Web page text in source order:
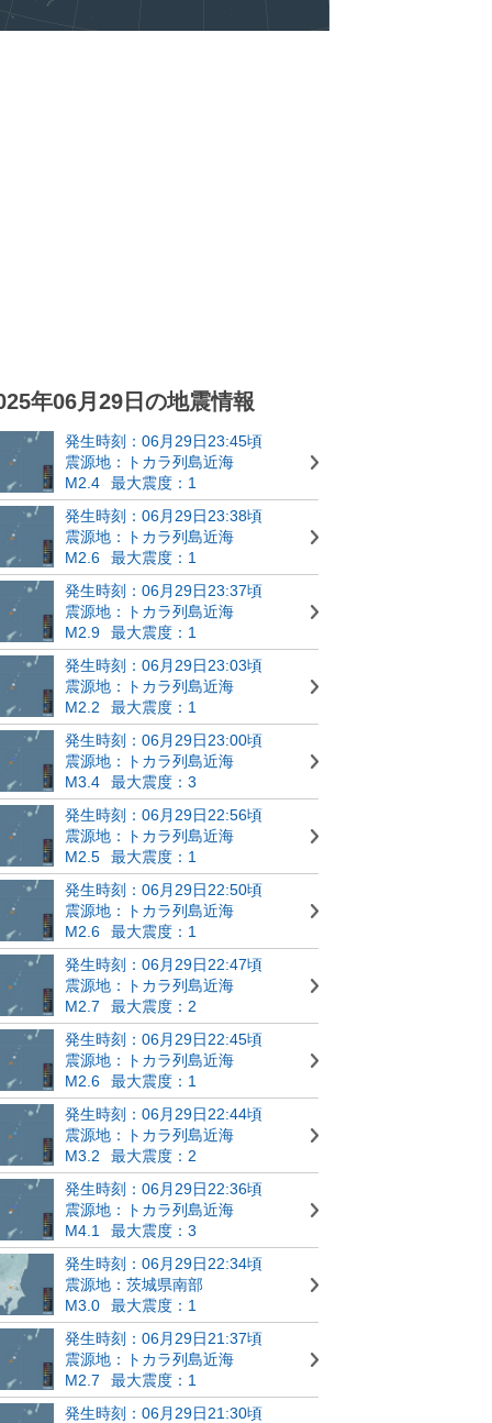
年06月29日の地震情報
発生時刻：06月29日23:45頃
震源地：トカラ列島近海
M2.4
最大震度：1
発生時刻：06月29日23:38頃
震源地：トカラ列島近海
M2.6
最大震度：1
発生時刻：06月29日23:37頃
震源地：トカラ列島近海
M2.9
最大震度：1
発生時刻：06月29日23:03頃
震源地：トカラ列島近海
M2.2
最大震度：1
発生時刻：06月29日23:00頃
震源地：トカラ列島近海
M3.4
最大震度：3
発生時刻：06月29日22:56頃
震源地：トカラ列島近海
M2.5
最大震度：1
発生時刻：06月29日22:50頃
震源地：トカラ列島近海
M2.6
最大震度：1
発生時刻：06月29日22:47頃
震源地：トカラ列島近海
M2.7
最大震度：2
発生時刻：06月29日22:45頃
震源地：トカラ列島近海
M2.6
最大震度：1
発生時刻：06月29日22:44頃
震源地：トカラ列島近海
M3.2
最大震度：2
発生時刻：06月29日22:36頃
震源地：トカラ列島近海
M4.1
最大震度：3
発生時刻：06月29日22:34頃
震源地：茨城県南部
M3.0
最大震度：1
発生時刻：06月29日21:37頃
震源地：トカラ列島近海
M2.7
最大震度：1
発生時刻：06月29日21:30頃